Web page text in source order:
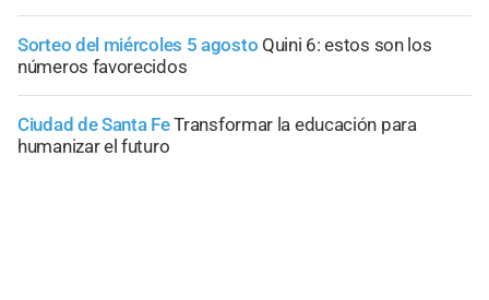
Sorteo del miércoles 5 agosto Quini 6: estos son los
números favorecidos
Ciudad de Santa FeTransformar la educación para
humanizar el futuro